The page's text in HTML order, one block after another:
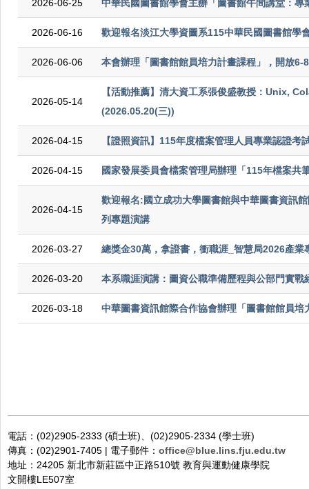
2026-06-25 中華民國圖書館學會主辦「圖書館午間講堂：專
2026-06-16 歡迎報名淡江大學資圖系115中華民國圖書館學
2026-06-06 本會辦理「圖書館館員培力計畫課程」，開放
2026-05-14
【活動推薦】清大資工系張俊盛教授：Unix,
(2026.05.20(三))
2026-04-15 【證照資訊】115年度檔案管理人員專業認證考
2026-04-15 國家發展委員會檔案管理局辦理「115年檔案共
2026-04-15
歡迎報名:國立成功大學圖書館與中華圖書資訊
列專題演講
2026-03-27 總獎金30萬，拿證書，衝職涯_智慧局2026產
2026-03-20 本系職涯演講：圖資公職準備歷程與公部門實戰
2026-03-18 中華圖書資訊館際合作協會辦理「圖書館館員
電話：(02)2905-2333 (碩士班)、(02)2905-2334 (學士班)
傳真：(02)2901-7405 | 電子郵件： office@blue.lins.fju.edu.tw
地址：24205 新北市新莊區中正路510號 教育與運動健康學院
文開樓LE507室